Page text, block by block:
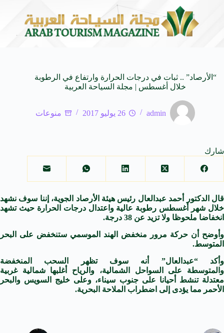
كيفنا.. في كل وجهة سحر خاص* 8 أغسطس 2026 افتتاح اكبر صالة
“الأرصاد” .. ثبات في درجات الحرارة وارتفاع في الرطوبة
خلال أغسطس | مجلة السياحة العربية
admin 26 يوليو 2017 منوعات
شارك
قال الدكتور أحمد عبدالعال رئيس هيئة الأرصاد الجوية، إننا سوف نشهد
خلال شهر أغسطس رطوبة عالية واعتدال درجات الحرارة حيث تشهد
انخفاضا ملحوظا ولا تزيد عن 38 درجة.
وأوضح أن حركة مرور منخفض الهند الموسمي ستنخفض على البحر
المتوسط.
وأكد “عبدالعال” أنه سوف تظهر السحب المنخفضة
والمتوسطة على السواحل الشمالية، والرياح أغلبها شمالية غربية
معتدلة تنشط أحيانا علىجنوب سيناء، وعلى خليج السويس والبحر
الأحمر مما يؤدى إلى اضطراب الملاحة البحرية.